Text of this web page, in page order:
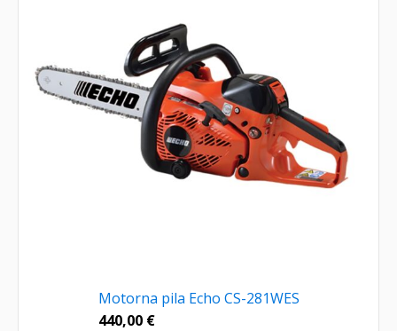
Motorna pila Echo CS-281WES
440,00 €